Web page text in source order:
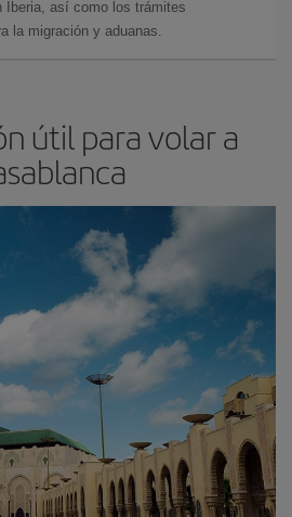
Iberia, así como los trámites
la migración y aduanas.
útil para volar a